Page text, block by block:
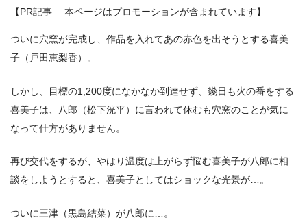
【PR記事 本ページはプロモーションが含まれています】
ついに穴窯が完成し、作品を入れてあの赤色を出そうとする喜美
子（戸田恵梨香）。
しかし、目標の1,200度になかなか到達せず、幾日も火の番をする
喜美子は、八郎（松下洸平）に言われて休むも穴窯のことが気に
なって仕方がありません。
再び交代をするが、やはり温度は上がらず悩む喜美子が八郎に相
談をしようとすると、喜美子としてはショックな光景が…。
ついに三津（黒島結菜）が八郎に…。